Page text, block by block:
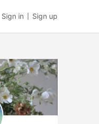
Sign in Sign up